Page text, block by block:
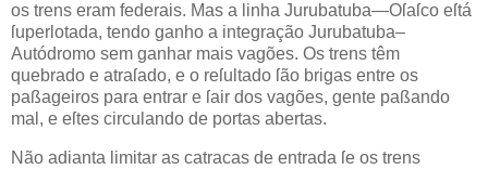
os trens eram federais. Mas a linha Jurubatuba—Oſaſco eſtá
ſuperlotada, tendo ganho a integração Jurubatuba–
Autódromo sem ganhar mais vagões. Os trens têm
quebrado e atraſado, e o reſultado ſão brigas entre os
paßageiros para entrar e ſair dos vagões, gente paßando
mal, e eſtes circulando de portas abertas.
Não adianta limitar as catracas de entrada ſe os trens